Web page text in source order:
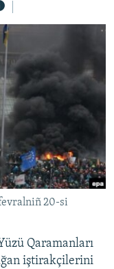
20-si
Qaramanları
iştirakçilerini